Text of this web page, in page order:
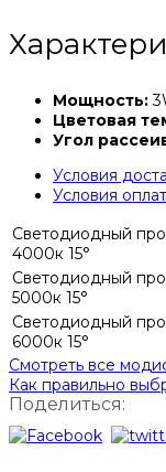
Мощность:
Цветовая
Угол
Условия
Условия
Светодиодный
4000к 15°
Светодиодный
5000к 15°
Светодиодный
6000к 15°
Смотреть все
Как правильно
Поделиться: